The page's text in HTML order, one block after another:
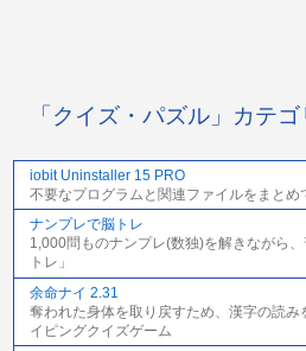
「クイズ・パズル」カテ
iobit Uninstaller 15 PRO
不要なプログラムと関連ファイルをまとめ
ナンプレで脳トレ
1,000問ものナンプレ(数独)を解きながら
トレ」
余命ナイ 2.31
奪われた身体を取り戻すため、漢字の読み
イピングクイズゲーム